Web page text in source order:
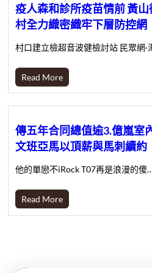
疫人森和診所疫苗情前 黃
村全力織密織牢下層防控網
村口建立檢超音波健檢討站 民眾網·
Read More
傳五年合同總值逾3.億嵐室
文班亞馬以頂薪與馬刺續約
他的單戀不iRock T07再是浪漫的傻
Read More